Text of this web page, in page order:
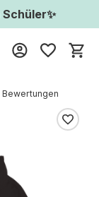
Bewertungen